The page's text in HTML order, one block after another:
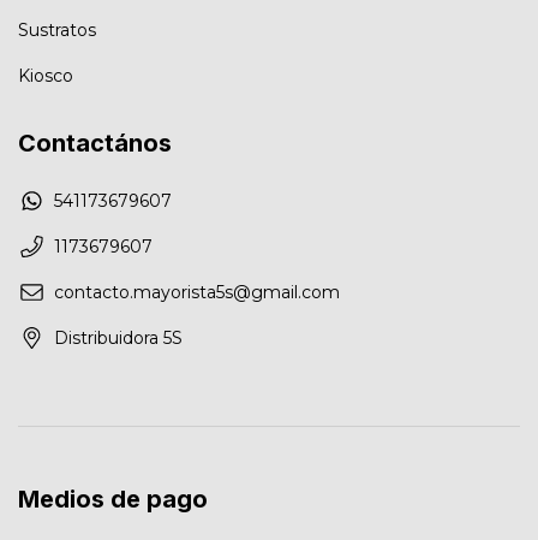
Sustratos
Kiosco
Contactános
541173679607
1173679607
contacto.mayorista5s@gmail.com
Distribuidora 5S
Medios de pago